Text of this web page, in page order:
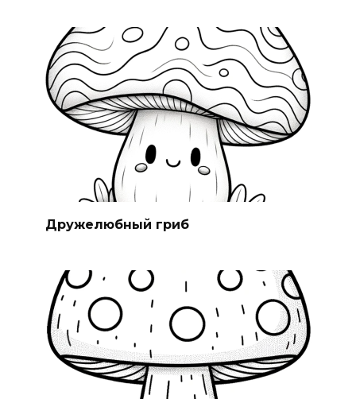
Дружелюбный гриб